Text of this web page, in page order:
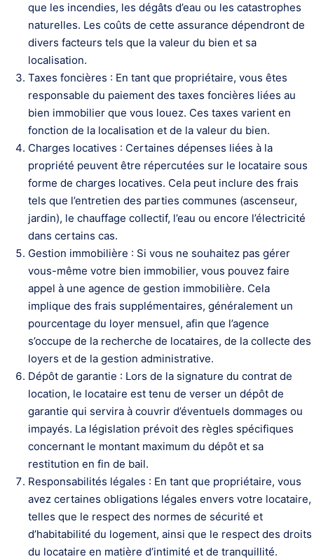
que les incendies, les dégâts d’eau ou les catastrophes
naturelles. Les coûts de cette assurance dépendront de
divers facteurs tels que la valeur du bien et sa
localisation.
Taxes foncières : En tant que propriétaire, vous êtes
responsable du paiement des taxes foncières liées au
bien immobilier que vous louez. Ces taxes varient en
fonction de la localisation et de la valeur du bien.
Charges locatives : Certaines dépenses liées à la
propriété peuvent être répercutées sur le locataire sous
forme de charges locatives. Cela peut inclure des frais
tels que l’entretien des parties communes (ascenseur,
jardin), le chauffage collectif, l’eau ou encore l’électricité
dans certains cas.
Gestion immobilière : Si vous ne souhaitez pas gérer
vous-même votre bien immobilier, vous pouvez faire
appel à une agence de gestion immobilière. Cela
implique des frais supplémentaires, généralement un
pourcentage du loyer mensuel, afin que l’agence
s’occupe de la recherche de locataires, de la collecte des
loyers et de la gestion administrative.
Dépôt de garantie : Lors de la signature du contrat de
location, le locataire est tenu de verser un dépôt de
garantie qui servira à couvrir d’éventuels dommages ou
impayés. La législation prévoit des règles spécifiques
concernant le montant maximum du dépôt et sa
restitution en fin de bail.
Responsabilités légales : En tant que propriétaire, vous
avez certaines obligations légales envers votre locataire,
telles que le respect des normes de sécurité et
d’habitabilité du logement, ainsi que le respect des droits
du locataire en matière d’intimité et de tranquillité.